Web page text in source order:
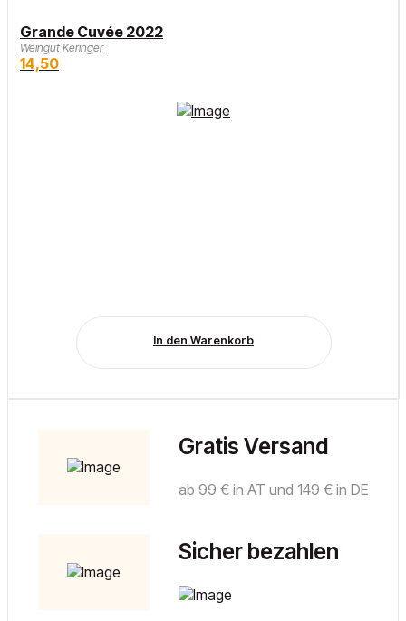
Grande Cuvée 2022
Weingut Keringer
14,50
In den Warenkorb
Gratis Versand
ab 99 € in AT und 149 € in DE
Sicher bezahlen